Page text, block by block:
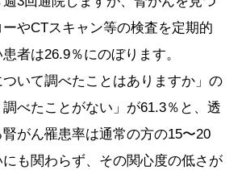
やCTスキャン等の検査を定期的
者は26.9％にのぼります。
ついて調べたことはありますか」の
べたことがない」が61.3％と、透
がん罹患率は通常の方の15〜20
も関わらず、その関心度の低さが